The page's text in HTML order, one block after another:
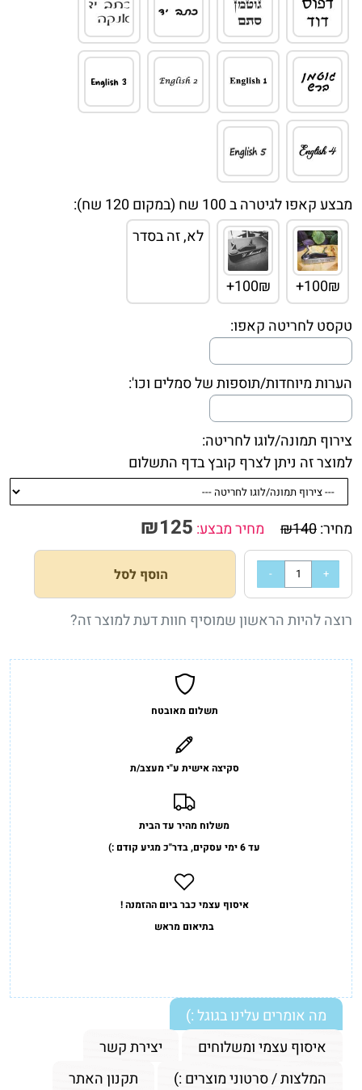
מבצע קאפו לגיטרה ב 100 שח (במקום 120 שח):
100₪+
100₪+
לא, זה בסדר
טקסט לחריטה קאפו:
הערות מיוחדות/תוספות של סמלים וכו':
צירוף תמונה/לוגו לחריטה:
למוצר זה ניתן לצרף קובץ בדף התשלום
מחיר: ₪140 מחיר מבצע: ₪125
הוסף לסל
רוצה להיות הראשון שמוסיף חוות דעת למוצר זה?
תשלום מאובטח
סקיצה אישית ע"י מעצב/ת
משלוח מהיר עד הבית
עד 6 ימי עסקים, בדר"כ מגיע קודם :)
איסוף עצמי כבר ביום ההזמנה !
בתיאום מראש
מה אומרים עלינו בגוגל :)
איסוף עצמי ומשלוחים
יצירת קשר
המלצות / סרטוני מוצרים :)
תקנון האתר